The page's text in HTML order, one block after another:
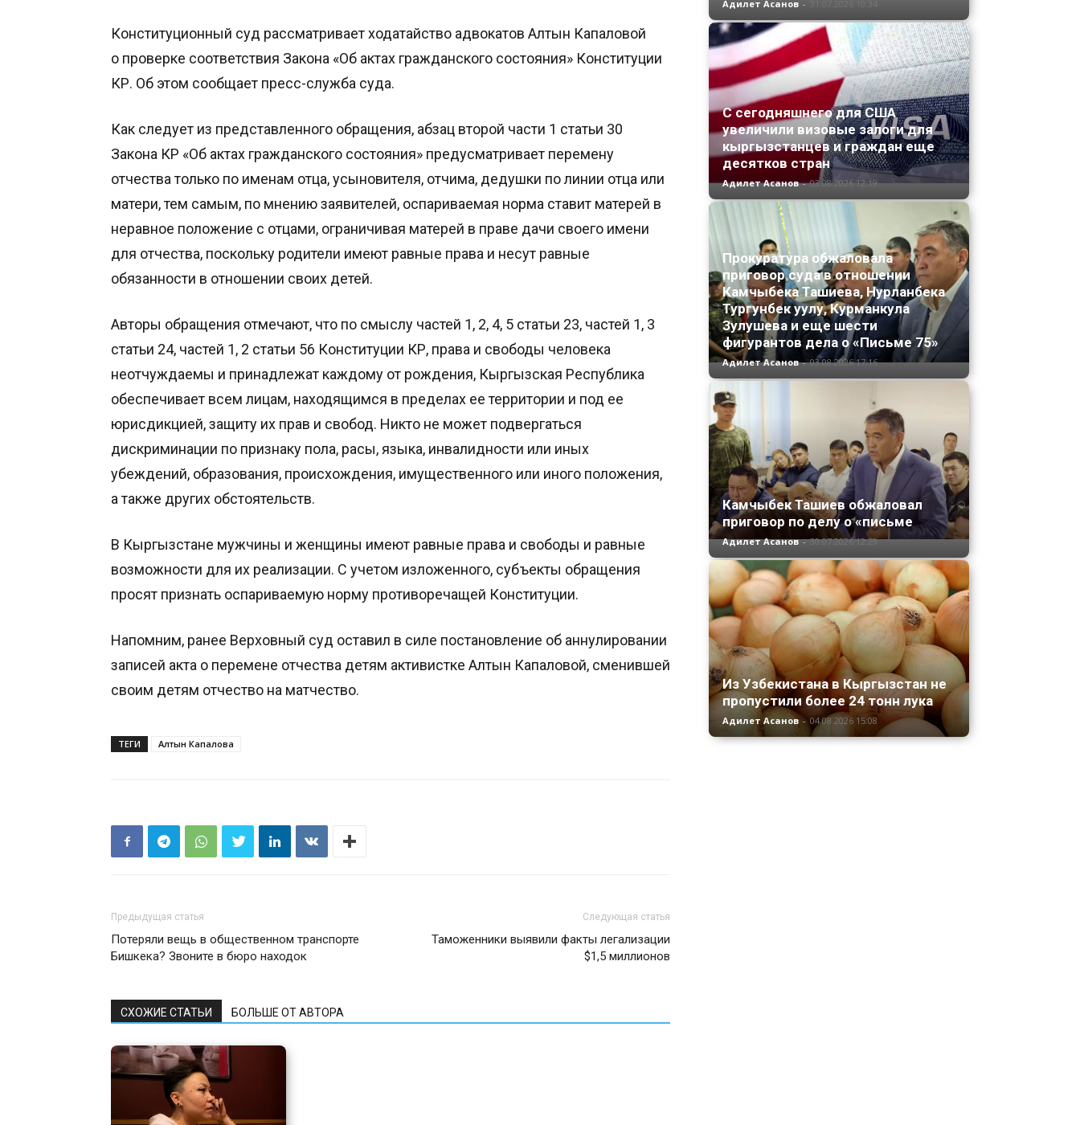
Конституционный суд рассматривает ходатайство адвокатов Алтын Капаловой
о проверке соответствия Закона «Об актах гражданского состояния» Конституции
КР. Об этом сообщает пресс-служба суда.
Как следует из представленного обращения, абзац второй части 1 статьи 30
Закона КР «Об актах гражданского состояния» предусматривает перемену
отчества только по именам отца, усыновителя, отчима, дедушки по линии отца или
матери, тем самым, по мнению заявителей, оспариваемая норма ставит матерей в
неравное положение с отцами, ограничивая матерей в праве дачи своего имени
для отчества, поскольку родители имеют равные права и несут равные
обязанности в отношении своих детей.
Авторы обращения отмечают, что по смыслу частей 1, 2, 4, 5 статьи 23, частей 1, 3
статьи 24, частей 1, 2 статьи 56 Конституции КР, права и свободы человека
неотчуждаемы и принадлежат каждому от рождения, Кыргызская Республика
обеспечивает всем лицам, находящимся в пределах ее территории и под ее
юрисдикцией, защиту их прав и свобод. Никто не может подвергаться
дискриминации по признаку пола, расы, языка, инвалидности или иных
убеждений, образования, происхождения, имущественного или иного положения,
а также других обстоятельств.
В Кыргызстане мужчины и женщины имеют равные права и свободы и равные
возможности для их реализации. С учетом изложенного, субъекты обращения
просят признать оспариваемую норму противоречащей Конституции.
Напомним, ранее Верховный суд оставил в силе постановление об аннулировании
записей акта о перемене отчества детям активистке Алтын Капаловой, сменившей
своим детям отчество на матчество.
ТЕГИ Алтын Капалова
Предыдущая статья
Потеряли вещь в общественном транспорте
Бишкека? Звоните в бюро находок
Следующая статья
Таможенники выявили факты легализации
$1,5 миллионов
СХОЖИЕ СТАТЬИ БОЛЬШЕ ОТ АВТОРА
Адилет Асанов - 31.07.2026 10:34
С сегодняшнего для США
увеличили визовые залоги для
кыргызстанцев и граждан еще
десятков стран
Адилет Асанов - 03.08.2026 12:19
Прокуратура обжаловала
приговор суда в отношении
Камчыбека Ташиева, Нурланбека
Тургунбек уулу, Курманкула
Зулушева и еще шести
фигурантов дела о «Письме 75»
Адилет Асанов - 03.08.2026 17:16
Камчыбек Ташиев обжаловал
приговор по делу о «письме
Адилет Асанов - 30.07.2026 12:29
Из Узбекистана в Кыргызстан не
пропустили более 24 тонн лука
Адилет Асанов - 04.08.2026 15:08